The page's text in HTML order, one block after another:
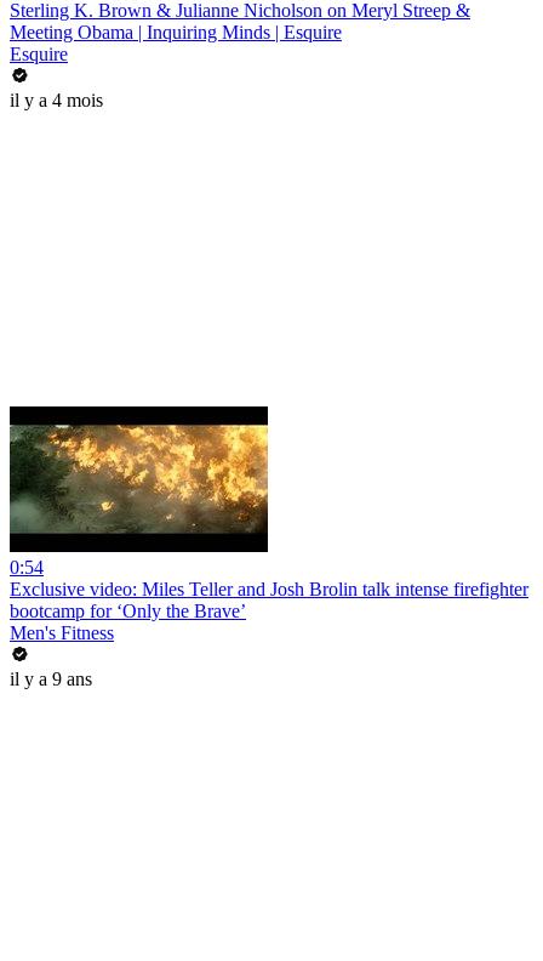
Sterling K. Brown & Julianne Nicholson on Meryl Streep &
Meeting Obama | Inquiring Minds | Esquire
Esquire
il y a 4 mois
0:54
Exclusive video: Miles Teller and Josh Brolin talk intense firefighter
bootcamp for ‘Only the Brave’
Men's Fitness
il y a 9 ans